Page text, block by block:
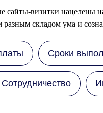
сайты-визитки нацелены
разным складом ума и
Сроки